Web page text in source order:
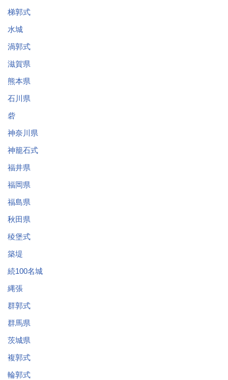
梯郭式
水城
渦郭式
滋賀県
熊本県
石川県
砦
神奈川県
神籠石式
福井県
福岡県
福島県
秋田県
稜堡式
築堤
続100名城
縄張
群郭式
群馬県
茨城県
複郭式
輪郭式